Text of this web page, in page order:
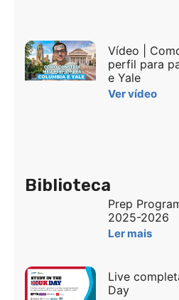
Vídeo |
perfil para
e Yale
Ver vídeo
Biblioteca
Prep
2025-2026
Ler mais
Live
Day